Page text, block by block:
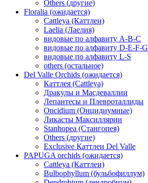
Others (другие)
Floralia (ожидается)
Cattleya (Каттлеи)
Laelia (Лаелия)
видовые по алфавиту A-B-C
видовые по алфавиту D-E-F-G
видовые по алфавиту L-S
others (остальное)
Del Valle Orchids (ожидается)
Каттлея (Cattleya)
Дракулы и Масдеваллии
Лепантесы и Плевроталлиды
Oncidium (Онцидиумные)
Ликасты Максиллярии
Stanhopea (Стангопея)
Others (другие)
Exclusive Каттлеи Del Valle
PAPUGA orchids (ожидается)
Cattleya (Каттлеи)
Bulbophyllum (бульбофиллум)